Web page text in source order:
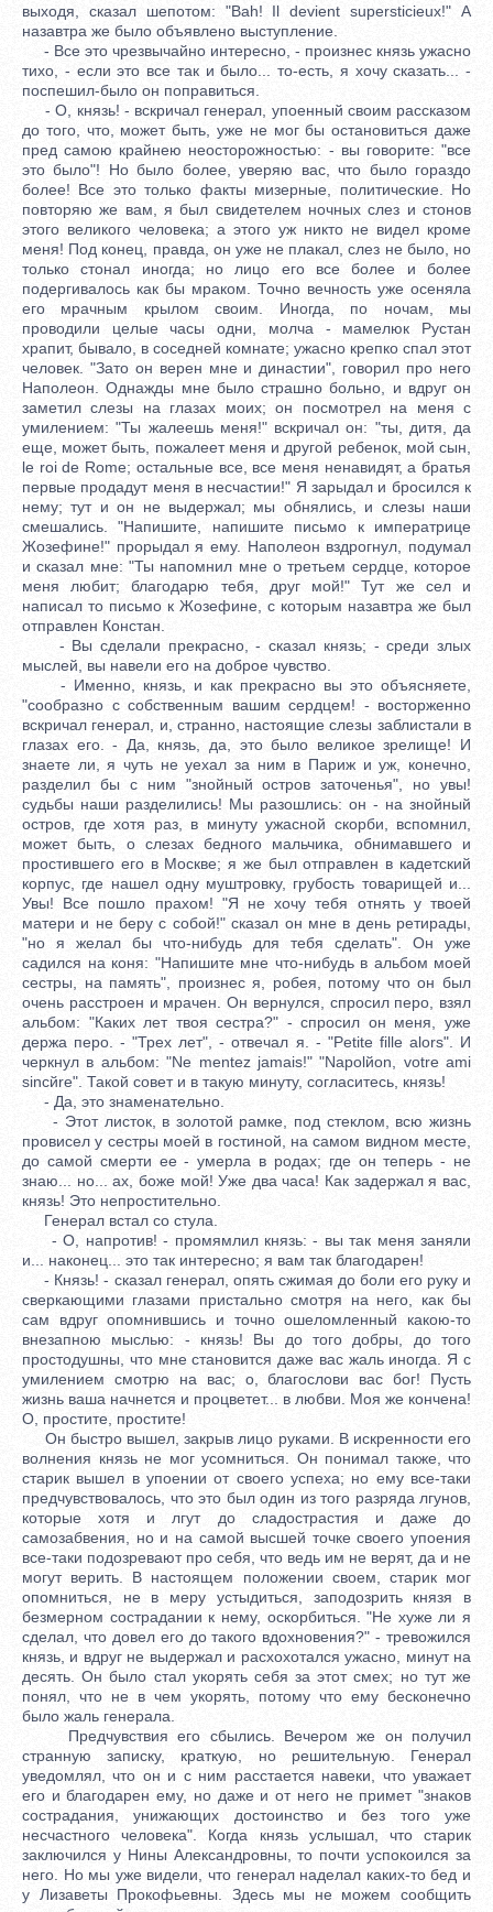
выходя, сказал шепотом: "Bah! Il devient supersticieux!" А
назавтра же было объявлено выступление.
- Все это чрезвычайно интересно, - произнес князь ужасно
тихо, - если это все так и было... то-есть, я хочу сказать... -
поспешил-было он поправиться.
- О, князь! - вскричал генерал, упоенный своим рассказом
до того, что, может быть, уже не мог бы остановиться даже
пред самою крайнею неосторожностью: - вы говорите: "все
это было"! Но было более, уверяю вас, что было гораздо
более! Все это только факты мизерные, политические. Но
повторяю же вам, я был свидетелем ночных слез и стонов
этого великого человека; а этого уж никто не видел кроме
меня! Под конец, правда, он уже не плакал, слез не было, но
только стонал иногда; но лицо его все более и более
подергивалось как бы мраком. Точно вечность уже осеняла
его мрачным крылом своим. Иногда, по ночам, мы
проводили целые часы одни, молча - мамелюк Рустан
храпит, бывало, в соседней комнате; ужасно крепко спал этот
человек. "Зато он верен мне и династии", говорил про него
Наполеон. Однажды мне было страшно больно, и вдруг он
заметил слезы на глазах моих; он посмотрел на меня с
умилением: "Ты жалеешь меня!" вскричал он: "ты, дитя, да
еще, может быть, пожалеет меня и другой ребенок, мой сын,
le roi de Rome; остальные все, все меня ненавидят, а братья
первые продадут меня в несчастии!" Я зарыдал и бросился к
нему; тут и он не выдержал; мы обнялись, и слезы наши
смешались. "Напишите, напишите письмо к императрице
Жозефине!" прорыдал я ему. Наполеон вздрогнул, подумал
и сказал мне: "Ты напомнил мне о третьем сердце, которое
меня любит; благодарю тебя, друг мой!" Тут же сел и
написал то письмо к Жозефине, с которым назавтра же был
отправлен Констан.
- Вы сделали прекрасно, - сказал князь; - среди злых
мыслей, вы навели его на доброе чувство.
- Именно, князь, и как прекрасно вы это объясняете,
"сообразно с собственным вашим сердцем! - восторженно
вскричал генерал, и, странно, настоящие слезы заблистали в
глазах его. - Да, князь, да, это было великое зрелище! И
знаете ли, я чуть не уехал за ним в Париж и уж, конечно,
разделил бы с ним "знойный остров заточенья", но увы!
судьбы наши разделились! Мы разошлись: он - на знойный
остров, где хотя раз, в минуту ужасной скорби, вспомнил,
может быть, о слезах бедного мальчика, обнимавшего и
простившего его в Москве; я же был отправлен в кадетский
корпус, где нашел одну муштровку, грубость товарищей и...
Увы! Все пошло прахом! "Я не хочу тебя отнять у твоей
матери и не беру с собой!" сказал он мне в день ретирады,
"но я желал бы что-нибудь для тебя сделать". Он уже
садился на коня: "Напишите мне что-нибудь в альбом моей
сестры, на память", произнес я, робея, потому что он был
очень расстроен и мрачен. Он вернулся, спросил перо, взял
альбом: "Каких лет твоя сестра?" - спросил он меня, уже
держа перо. - "Трех лет", - отвечал я. - "Petite fille alors". И
черкнул в альбом: "Ne mentez jamais!" "Napolйon, votre ami
sincйre". Такой совет и в такую минуту, согласитесь, князь!
- Да, это знаменательно.
- Этот листок, в золотой рамке, под стеклом, всю жизнь
провисел у сестры моей в гостиной, на самом видном месте,
до самой смерти ее - умерла в родах; где он теперь - не
знаю... но... ах, боже мой! Уже два часа! Как задержал я вас,
князь! Это непростительно.
Генерал встал со стула.
- О, напротив! - промямлил князь: - вы так меня заняли
и... наконец... это так интересно; я вам так благодарен!
- Князь! - сказал генерал, опять сжимая до боли его руку и
сверкающими глазами пристально смотря на него, как бы
сам вдруг опомнившись и точно ошеломленный какою-то
внезапною мыслью: - князь! Вы до того добры, до того
простодушны, что мне становится даже вас жаль иногда. Я с
умилением смотрю на вас; о, благослови вас бог! Пусть
жизнь ваша начнется и процветет... в любви. Моя же кончена!
О, простите, простите!
Он быстро вышел, закрыв лицо руками. В искренности его
волнения князь не мог усомниться. Он понимал также, что
старик вышел в упоении от своего успеха; но ему все-таки
предчувствовалось, что это был один из того разряда лгунов,
которые хотя и лгут до сладострастия и даже до
самозабвения, но и на самой высшей точке своего упоения
все-таки подозревают про себя, что ведь им не верят, да и не
могут верить. В настоящем положении своем, старик мог
опомниться, не в меру устыдиться, заподозрить князя в
безмерном сострадании к нему, оскорбиться. "Не хуже ли я
сделал, что довел его до такого вдохновения?" - тревожился
князь, и вдруг не выдержал и расхохотался ужасно, минут на
десять. Он было стал укорять себя за этот смех; но тут же
понял, что не в чем укорять, потому что ему бесконечно
было жаль генерала.
Предчувствия его сбылись. Вечером же он получил
странную записку, краткую, но решительную. Генерал
уведомлял, что он и с ним расстается навеки, что уважает
его и благодарен ему, но даже и от него не примет "знаков
сострадания, унижающих достоинство и без того уже
несчастного человека". Когда князь услышал, что старик
заключился у Нины Александровны, то почти успокоился за
него. Но мы уже видели, что генерал наделал каких-то бед и
у Лизаветы Прокофьевны. Здесь мы не можем сообщить